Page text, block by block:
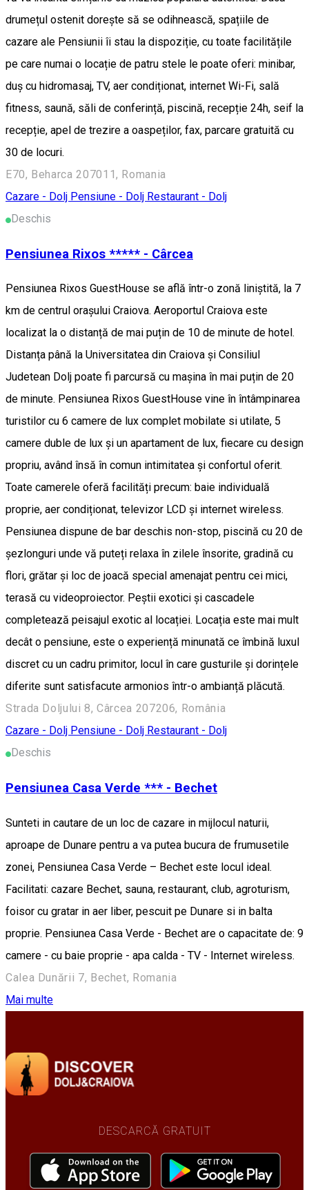
drumețul ostenit dorește să se odihnească, spațiile de
cazare ale Pensiunii îi stau la dispoziție, cu toate facilitățile
pe care numai o locație de patru stele le poate oferi: minibar,
duș cu hidromasaj, TV, aer condiționat, internet Wi-Fi, sală
fitness, saună, săli de conferință, piscină, recepție 24h, seif la
recepție, apel de trezire a oaspeților, fax, parcare gratuită cu
30 de locuri.
E70, Beharca 207011, Romania
Cazare - Dolj Pensiune - Dolj Restaurant - Dolj
Deschis
Pensiunea Rixos ***** - Cârcea
Pensiunea Rixos GuestHouse se află într-o zonă liniștită, la 7
km de centrul orașului Craiova. Aeroportul Craiova este
localizat la o distanță de mai puțin de 10 de minute de hotel.
Distanța până la Universitatea din Craiova și Consiliul
Judetean Dolj poate fi parcursă cu mașina în mai puțin de 20
de minute. Pensiunea Rixos GuestHouse vine în întâmpinarea
turistilor cu 6 camere de lux complet mobilate si utilate, 5
camere duble de lux și un apartament de lux, fiecare cu design
propriu, având însă în comun intimitatea și confortul oferit.
Toate camerele oferă facilități precum: baie individuală
proprie, aer condiționat, televizor LCD și internet wireless.
Pensiunea dispune de bar deschis non-stop, piscină cu 20 de
șezlonguri unde vă puteți relaxa în zilele însorite, gradină cu
flori, grătar și loc de joacă special amenajat pentru cei mici,
terasă cu videoproiector. Peștii exotici și cascadele
completează peisajul exotic al locației. Locația este mai mult
decât o pensiune, este o experiență minunată ce îmbină luxul
discret cu un cadru primitor, locul în care gusturile și dorințele
diferite sunt satisfacute armonios într-o ambianță plăcută.
Strada Doljului 8, Cârcea 207206, România
Cazare - Dolj Pensiune - Dolj Restaurant - Dolj
Deschis
Pensiunea Casa Verde *** - Bechet
Sunteti in cautare de un loc de cazare in mijlocul naturii,
aproape de Dunare pentru a va putea bucura de frumusetile
zonei, Pensiunea Casa Verde – Bechet este locul ideal.
Facilitati: cazare Bechet, sauna, restaurant, club, agroturism,
foisor cu gratar in aer liber, pescuit pe Dunare si in balta
proprie. Pensiunea Casa Verde - Bechet are o capacitate de: 9
camere - cu baie proprie - apa calda - TV - Internet wireless.
Calea Dunării 7, Bechet, Romania
Mai multe
DESCARCĂ GRATUIT